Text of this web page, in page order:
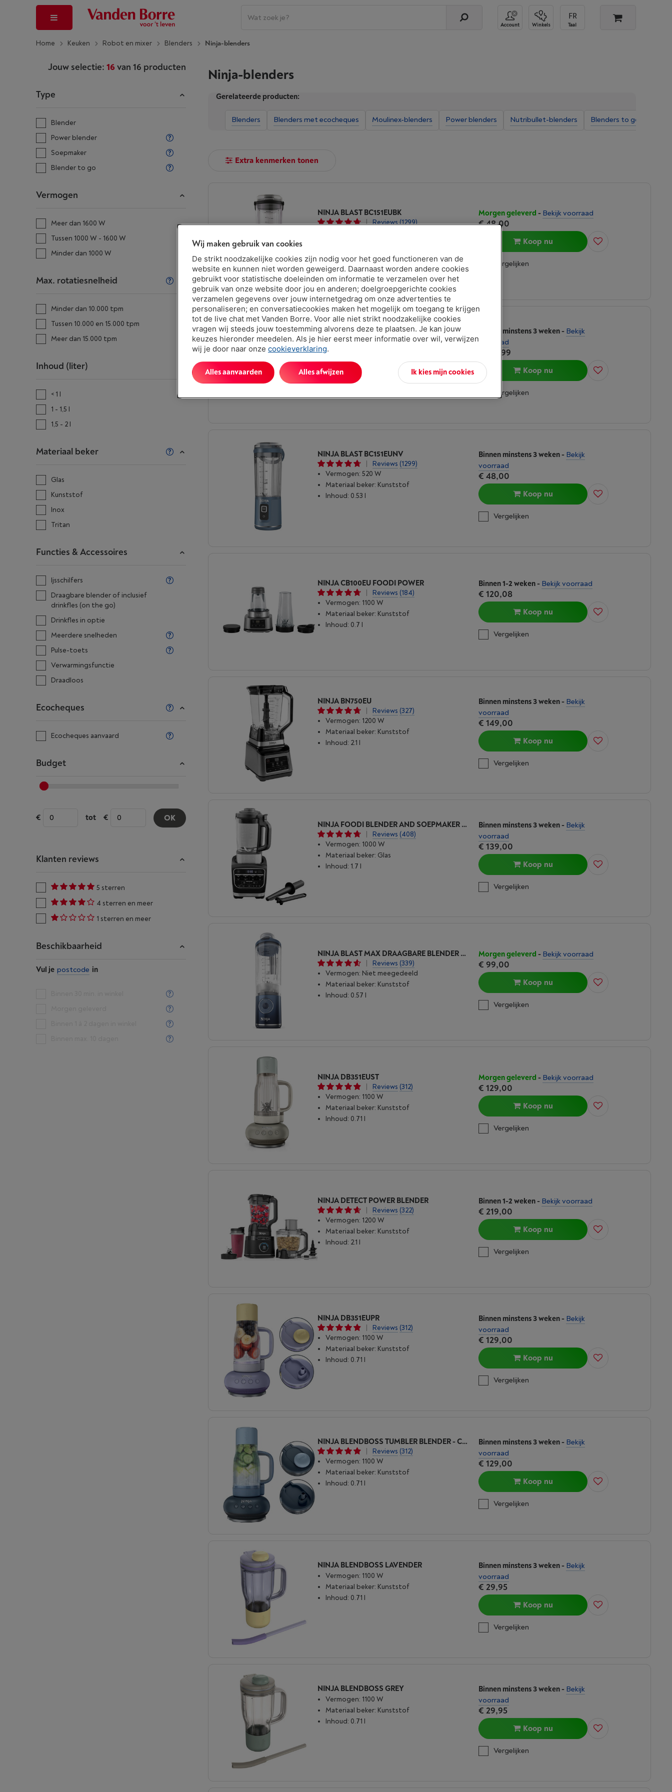
Account Winkels Taal
Home Keuken Robot en mixer Blenders Ninja-blenders
Jouw selectie: 16 van 16 producten
Type
Blender
Power blender
Soepmaker
Blender to go
Vermogen
Meer dan 1600 W
Tussen 1000 W - 1600 W
Minder dan 1000 W
Max. rotatiesnelheid
Minder dan 10.000 tpm
Tussen 10.000 en 15.000 tpm
Meer dan 15.000 tpm
Inhoud (liter)
< 1 l
1 - 1,5 l
1,5 - 2 l
Materiaal beker
Glas
Kunststof
Inox
Tritan
Functies & Accessoires
Ijsschilfers
Draagbare blender of inclusief
drinkfles (on the go)
Drinkfles in optie
Meerdere snelheden
Pulse-toets
Verwarmingsfunctie
Draadloos
Ecocheques
Ecocheques aanvaard
Budget
tot OK
Klanten reviews
5 sterren
4 sterren en meer
1 sterren en meer
Beschikbaarheid
Vul je postcode in
Ninja-blenders
Gerelateerde producten:
Blenders Blenders met ecocheques Moulinex-blenders Power blenders Nutribullet-blenders Blenders to go
Extra kenmerken tonen
NINJA BLAST BC151EUBK
| Reviews(1299)
Inhoud: 0.53 l
Morgen geleverd - Bekijk voorraad
€ 48,00
Koop nu
Vergelijken
NINJA FOODI POWER NUTRI CB350EU
|
Reviews(451)
Vermogen: 1200 W
Materiaal beker: Kunststof
Inhoud: 2.1 l
Binnen minstens 3 weken- Bekijk
voorraad
€ 179,99
Koop nu
Vergelijken
NINJA BLAST BC151EUNV
Reviews (1299)
Vermogen: 520 W
Materiaal beker: Kunststof
Inhoud: 0.53 l
Binnen minstens 3 weken- Bekijk
voorraad
€ 48,00
Koop nu
Vergelijken
NINJA CB100EU FOODI POWER
|
Reviews (184)
Vermogen: 1100 W
Materiaal beker: Kunststof
Inhoud: 0.7 l
Binnen 1-2 weken- Bekijk voorraad
€ 120,08
Koop nu
Vergelijken
NINJA BN750EU
|
Reviews (327)
Vermogen: 1200 W
Materiaal beker: Kunststof
Inhoud: 2.1 l
Binnen minstens 3 weken- Bekijk
voorraad
€ 149,00
Koop nu
Vergelijken
NINJA FOODI BLENDER AND SOEPMAKER BLACK HB150EU
|
Reviews (408)
Vermogen: 1000 W
Materiaal beker: Glas
Inhoud: 1.7 l
Binnen minstens 3 weken- Bekijk
voorraad
€ 139,00
Koop nu
Vergelijken
NINJA BLAST MAX DRAAGBARE BLENDER BLAUW
|
Reviews (339)
Vermogen: Niet meegedeeld
Materiaal beker: Kunststof
Inhoud: 0.57 l
Morgen geleverd - Bekijk voorraad
€ 99,00
Koop nu
Vergelijken
NINJA DB351EUST
|
Reviews (312)
Vermogen: 1100 W
Materiaal beker: Kunststof
Inhoud: 0.71 l
Morgen geleverd - Bekijk voorraad
€ 129,00
Koop nu
Vergelijken
NINJA DETECT POWER BLENDER
|
Reviews (322)
Vermogen: 1200 W
Materiaal beker: Kunststof
Inhoud: 2.1 l
Binnen 1-2 weken- Bekijk voorraad
€ 219,00
Koop nu
Vergelijken
NINJA DB351EUPR
Reviews (312)
Vermogen: 1100 W
Materiaal beker: Kunststof
Inhoud: 0.71 l
Binnen minstens 3 weken- Bekijk
voorraad
€ 129,00
Koop nu
Vergelijken
NINJA BLENDBOSS TUMBLER BLENDER - CYBERSPACE DB351EUCY
Reviews (312)
Vermogen: 1100 W
Materiaal beker: Kunststof
Inhoud: 0.71 l
Binnen minstens 3 weken- Bekijk
voorraad
€ 129,00
Koop nu
Vergelijken
NINJA BLENDBOSS LAVENDER
Vermogen: 1100 W
Materiaal beker: Kunststof
Inhoud: 0.71 l
Binnen minstens 3 weken- Bekijk
voorraad
€ 29,95
Koop nu
Vergelijken
NINJA BLENDBOSS GREY
Vermogen: 1100 W
Materiaal beker: Kunststof
Inhoud: 0.71 l
Binnen minstens 3 weken- Bekijk
voorraad
€ 29,95
Koop nu
Vergelijken
Wij maken gebruik van cookies
De strikt noodzakelijke cookies zijn nodig voor het goed functioneren van de
website en kunnen niet worden geweigerd. Daarnaast worden andere cookies
gebruikt voor statistische doeleinden om informatie te verzamelen over het
gebruik van onze website door jou en anderen; doelgroepgerichte cookies
verzamelen gegevens over jouw internetgedrag om onze advertenties te
personaliseren; en conversatiecookies maken het mogelijk om toegang te krijgen
tot de live chat met Vanden Borre. Voor alle niet strikt noodzakelijke cookies
vragen wij steeds jouw toestemming alvorens deze te plaatsen. Je kan jouw
keuzes hieronder meedelen. Als je hier eerst meer informatie over wil, verwijzen
wij je door naar onze cookieverklaring.
Ik kies mijn cookies
Alles afwijzen
Alles aanvaarden